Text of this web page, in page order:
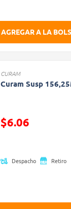
AGREGAR A LA
CURAM
Curam Susp
$6.06
Despacho Retiro